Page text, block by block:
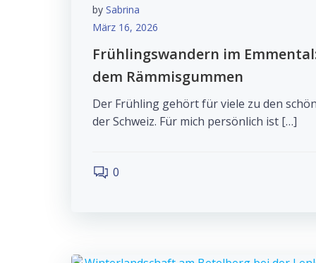
by Sabrina
März 16, 2026
Frühlingswandern im
dem Rämmisgummen
Der Frühling gehört für viele zu den
der Schweiz. Für mich persönlich ist […]
0